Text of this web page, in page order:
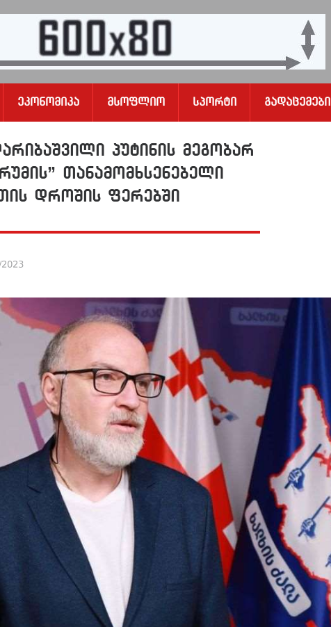
Ეკონომიკა Მსოფლიო Სპორტი Გადაცემები
პუტინის მეგობარ
თანამომხსენებელი
დროშის ფერებში